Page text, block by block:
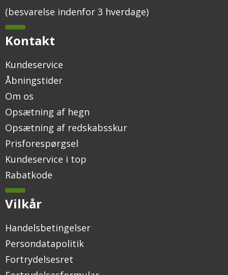
(besvarelse indenfor 3 hverdage)
Kontakt
Kundeservice
Åbningstider
Om os
Opsætning af hegn
Opsætning af redskabsskur
Prisforespørgsel
Kundeservice i top
Rabatkode
Vilkår
Handelsbetingelser
Persondatapolitik
Fortrydelsesret